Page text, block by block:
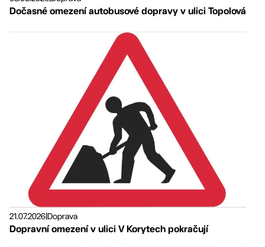
Dočasné omezení autobusové dopravy v ulici Topolová
21.07.2026Doprava
Dopravní omezení v ulici V Korytech pokračují